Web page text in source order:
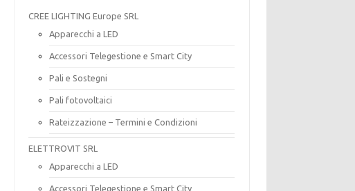
CREE LIGHTING Europe SRL
Apparecchi a LED
Accessori Telegestione e Smart City
Pali e Sostegni
Pali fotovoltaici
Rateizzazione – Termini e Condizioni
ELETTROVIT SRL
Apparecchi a LED
Accessori Telegestione e Smart City